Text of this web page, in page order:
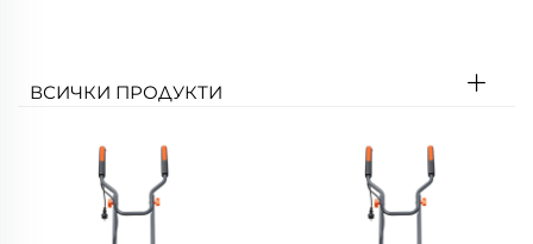
ВСИЧКИ ПРОДУКТИ